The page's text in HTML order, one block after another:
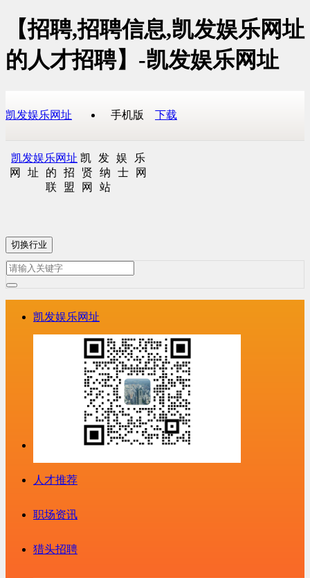
【招聘,招聘信息,凯发娱乐网址
的人才招聘】-凯发娱乐网址
凯发娱乐网址 手机版 下载
凯发娱乐网址 凯发娱乐
网址的招贤纳士网
联盟网站
切换行业
凯发娱乐网址
人才推荐
职场资讯
猎头招聘